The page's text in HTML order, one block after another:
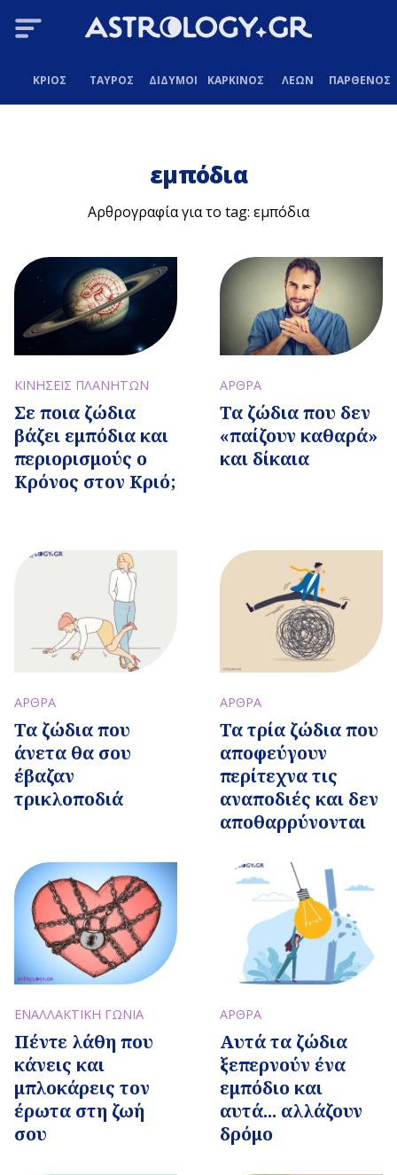
ΚΡΙΟΣ ΤΑΥΡΟΣ ΔΙΔΥΜΟΙ ΚΑΡΚΙΝΟΣ ΛΕΩΝ ΠΑΡΘΕΝΟΣ
εμπόδια
Αρθρογραφία για το tag: εμπόδια
ΚΙΝΗΣΕΙΣ ΠΛΑΝΗΤΩΝ
Σε ποια ζώδια
βάζει εμπόδια και
περιορισμούς ο
Κρόνος στον Κριό;
ΑΡΘΡΑ
Τα ζώδια που δεν
«παίζουν καθαρά»
και δίκαια
ΑΡΘΡΑ
Τα ζώδια που
άνετα θα σου
έβαζαν
τρικλοποδιά
ΑΡΘΡΑ
Τα τρία ζώδια που
αποφεύγουν
περίτεχνα τις
αναποδιές και δεν
αποθαρρύνονται
ΕΝΑΛΛΑΚΤΙΚΗ ΓΩΝΙΑ
Πέντε λάθη που
κάνεις και
μπλοκάρεις τον
έρωτα στη ζωή
σου
ΑΡΘΡΑ
Αυτά τα ζώδια
ξεπερνούν ένα
εμπόδιο και
αυτά... αλλάζουν
δρόμο